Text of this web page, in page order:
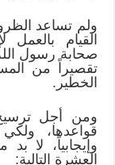
ولم تساعد
القيام
صحابة رسول
تقصيراً من
الخطير.
ومن أجل ترسيخ
قواعدها،
وإيجابياً، لا
العشرة التالية: